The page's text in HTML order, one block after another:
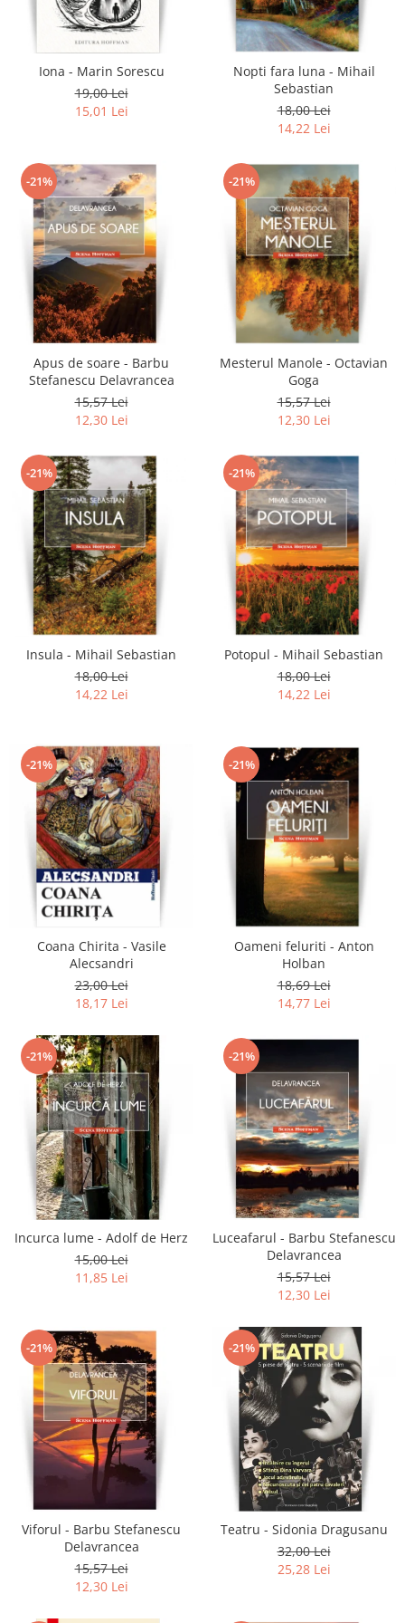
Literatura
Contemporana
Non-fictiune
Calatorii
Memorii
Publicistica / Reportaje / Interviuri
Stiinte umaniste
Istorie
Sociologie si filozofie
Iona - Marin Sorescu
19,00 Lei
15,01 Lei
Nopti fara luna - Mihail
Sebastian
18,00 Lei
14,22 Lei
-21%
Apus de soare - Barbu
Stefanescu Delavrancea
15,57 Lei
12,30 Lei
-21%
Mesterul Manole - Octavian
Goga
15,57 Lei
12,30 Lei
-21%
Insula - Mihail Sebastian
18,00 Lei
14,22 Lei
-21%
Potopul - Mihail Sebastian
18,00 Lei
14,22 Lei
-21%
Coana Chirita - Vasile
Alecsandri
23,00 Lei
18,17 Lei
-21%
Oameni feluriti - Anton
Holban
18,69 Lei
14,77 Lei
-21%
Incurca lume - Adolf de Herz
15,00 Lei
11,85 Lei
-21%
Luceafarul - Barbu Stefanescu
Delavrancea
15,57 Lei
12,30 Lei
-21%
Viforul - Barbu Stefanescu
Delavrancea
15,57 Lei
12,30 Lei
-21%
Teatru - Sidonia Dragusanu
32,00 Lei
25,28 Lei